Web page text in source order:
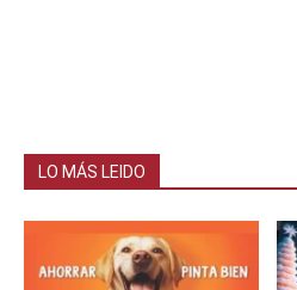
LO MÁS LEIDO